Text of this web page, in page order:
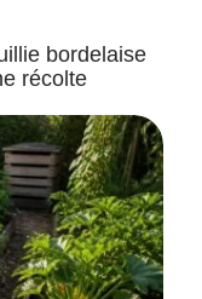
bordelaise
récolte